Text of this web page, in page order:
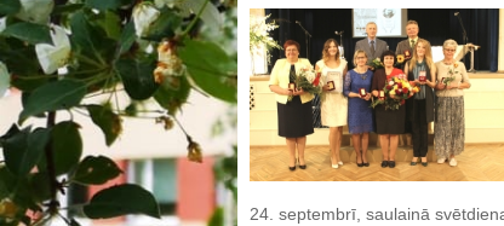
24. septembrī, saulainā